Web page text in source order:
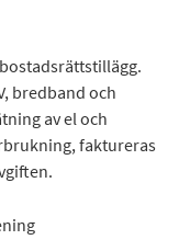
bredband och
av el och
faktureras